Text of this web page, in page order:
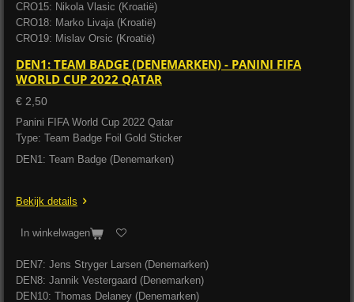
CRO15: Nikola Vlasic (Kroatië)
CRO18: Marko Livaja (Kroatië)
CRO19: Mislav Orsic (Kroatië)
DEN1: TEAM BADGE (DENEMARKEN) - PANINI FIFA
WORLD CUP 2022 QATAR
€ 2,50
Panini FIFA World Cup 2022 Qatar
Type: Team Badge Foil Gold Sticker
DEN1: Team Badge (Denemarken)
Bekijk details
In winkelwagen
DEN7: Jens Stryger Larsen (Denemarken)
DEN8: Jannik Vestergaard (Denemarken)
DEN10: Thomas Delaney (Denemarken)